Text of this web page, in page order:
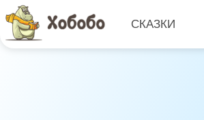
СКАЗКИ